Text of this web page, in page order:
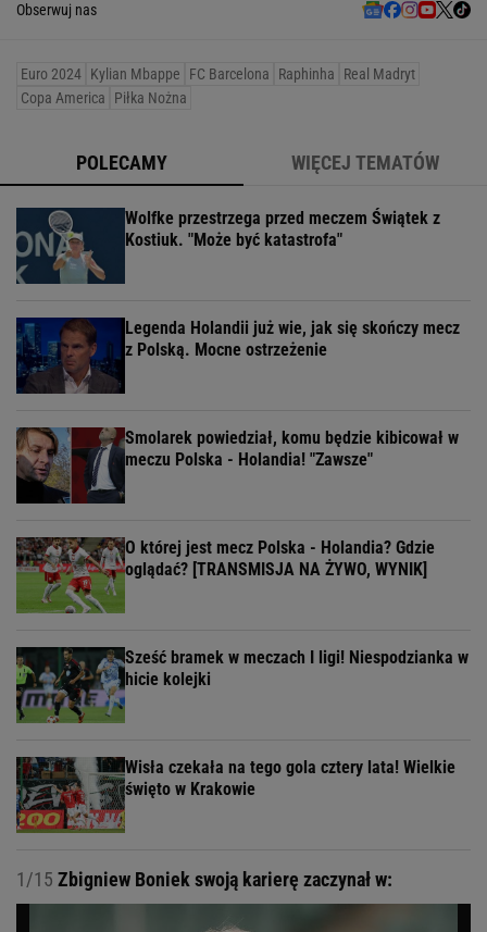
Obserwuj nas
Euro 2024 Kylian Mbappe FC Barcelona Raphinha
Real Madryt
Copa America
Piłka Nożna
POLECAMY WIĘCEJ TEMATÓW
Wolfke przestrzega przed meczem Świątek z
Kostiuk. "Może być katastrofa"
Legenda Holandii już wie, jak się skończy mecz
z Polską. Mocne ostrzeżenie
Smolarek powiedział, komu będzie kibicował w
meczu Polska - Holandia! "Zawsze"
O której jest mecz Polska - Holandia? Gdzie
oglądać? [TRANSMISJA NA ŻYWO, WYNIK]
Sześć bramek w meczach I ligi! Niespodzianka w
hicie kolejki
Wisła czekała na tego gola cztery lata! Wielkie
święto w Krakowie
1/15 Zbigniew Boniek swoją karierę zaczynał w: